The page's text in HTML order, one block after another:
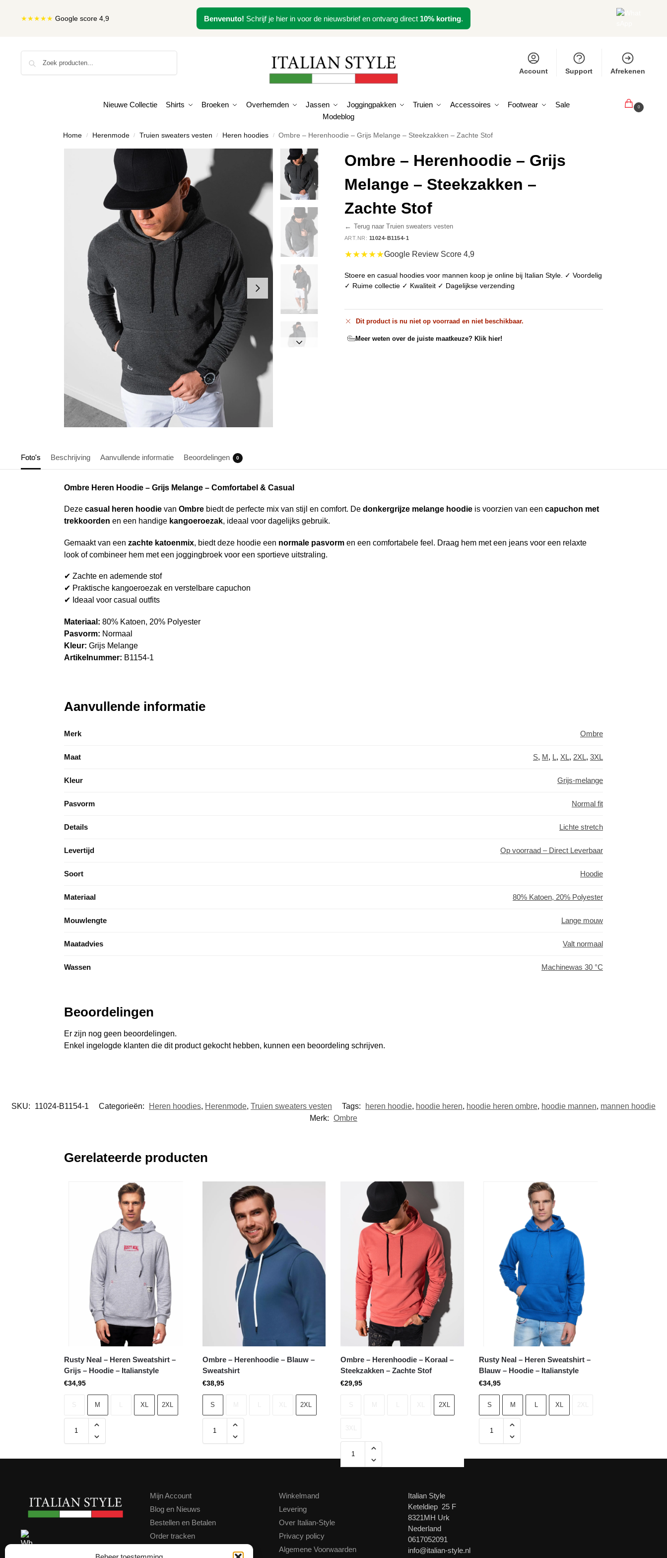
★★★★★ Google score 4,9 Benvenuto! Schrijf je hier in voor de nieuwsbrief en ontvang direct 10% korting.
Account Support Afrekenen
Nieuwe Collectie Shirts Broeken Overhemden Jassen Joggingpakken Truien Accessoires Footwear
Sale
Modeblog
0
Home / Herenmode / Truien sweaters vesten / Heren hoodies / Ombre – Herenhoodie – Grijs Melange – Steekzakken – Zachte Stof
Ombre – Herenhoodie – Grijs
Melange – Steekzakken –
Zachte Stof
← Terug naar Truien sweaters vesten
ART.NR: 11024-B1154-1
★★★★★Google Review Score 4,9
Stoere en casual hoodies voor mannen koop je online bij Italian Style. ✓ Voordelig
✓ Ruime collectie ✓ Kwaliteit ✓ Dagelijkse verzending
Dit product is nu niet op voorraad en niet beschikbaar.
Meer weten over de juiste maatkeuze? Klik hier!
Foto's Beschrijving Aanvullende informatie Beoordelingen 0
Ombre Heren Hoodie – Grijs Melange – Comfortabel & Casual
Deze casual heren hoodievan Ombrebiedt de perfecte mix van stijl en comfort. De donkergrijze melange hoodieis voorzien van een capuchon met
trekkoorden en een handige kangoeroezak, ideaal voor dagelijks gebruik.
Gemaakt van een zachte katoenmix, biedt deze hoodie een normale pasvormen een comfortabele feel. Draag hem met een jeans voor een relaxte
look of combineer hem met een joggingbroek voor een sportieve uitstraling.
✔ Zachte en ademende stof
✔ Praktische kangoeroezak en verstelbare capuchon
✔ Ideaal voor casual outfits
Materiaal: 80% Katoen, 20% Polyester
Pasvorm: Normaal
Kleur: Grijs Melange
Artikelnummer: B1154-1
Aanvullende informatie
Merk Ombre
Maat S, M, L, XL, 2XL, 3XL
Kleur Grijs-melange
Pasvorm Normal fit
Details Lichte stretch
Levertijd Op voorraad – Direct Leverbaar
Soort Hoodie
Materiaal 80% Katoen, 20% Polyester
Mouwlengte Lange mouw
Maatadvies Valt normaal
Wassen Machinewas 30 °C
Beoordelingen
Er zijn nog geen beoordelingen.
Enkel ingelogde klanten die dit product gekocht hebben, kunnen een beoordeling schrijven.
SKU: 11024-B1154-1 Categorieën: Heren hoodies, Herenmode, Truien sweaters vesten Tags: heren hoodie, hoodie heren, hoodie heren ombre, hoodie mannen, mannen hoodie
Merk: Ombre
Gerelateerde producten
Rusty Neal – Heren Sweatshirt –
Grijs – Hoodie – Italianstyle
€34,95
M XL 2XL
Ombre – Herenhoodie – Blauw –
Sweatshirt
€38,95
S 2XL
Ombre – Herenhoodie – Koraal –
Steekzakken – Zachte Stof
€29,95
2XL
Rusty Neal – Heren Sweatshirt –
Blauw – Hoodie – Italianstyle
€34,95
S M L XL
Mijn Account
Blog en Nieuws
Bestellen en Betalen
Order tracken
Winkelmand
Levering
Over Italian-Style
Privacy policy
Algemene Voorwaarden
Italian Style
Keteldiep 25 F
8321MH Urk
Nederland
0617052091
info@italian-style.nl